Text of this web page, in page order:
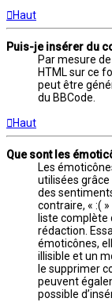
Haut
Puis-je insérer du
Par mesure
HTML sur ce
peut être
du BBCode.
Haut
Que sont les
Les
utilisées
des
contraire, « :(
liste complète
rédaction.
émoticônes,
illisible et un
le supprimer
peuvent
possible